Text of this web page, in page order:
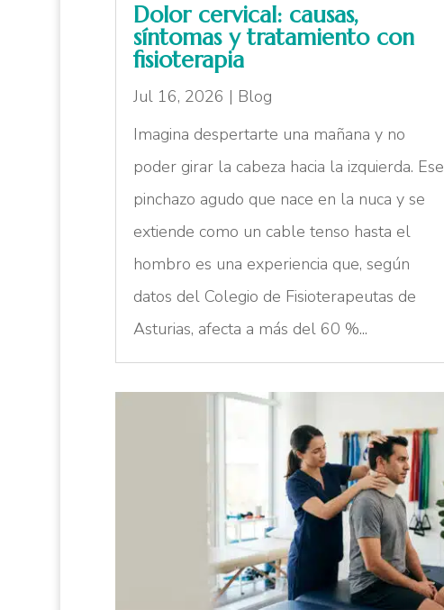
Dolor cervical: causas,
síntomas y tratamiento con
fisioterapia
Jul 16, 2026 | Blog
Imagina despertarte una mañana y no
poder girar la cabeza hacia la izquierda. Ese
pinchazo agudo que nace en la nuca y se
extiende como un cable tenso hasta el
hombro es una experiencia que, según
datos del Colegio de Fisioterapeutas de
Asturias, afecta a más del 60 %...